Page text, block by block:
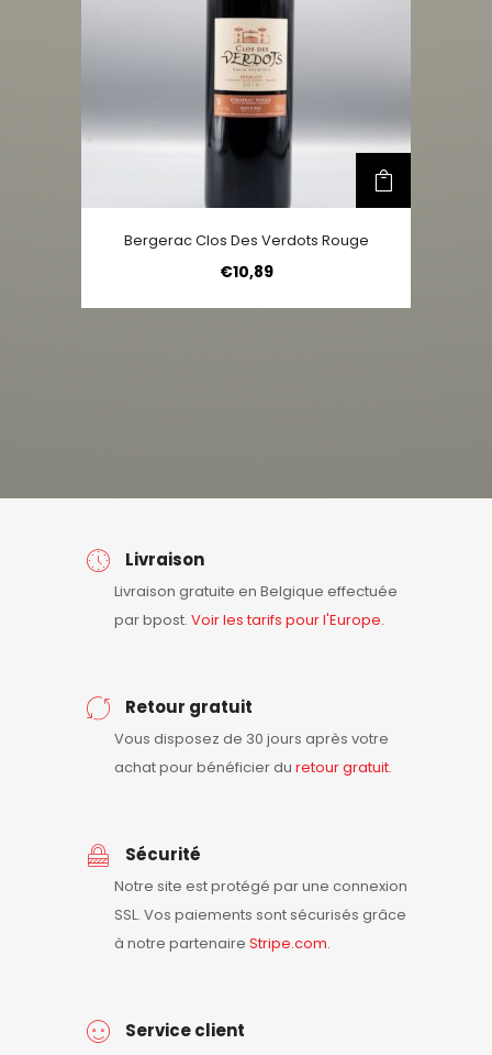
Bergerac Clos Des Verdots Rouge
€10,89
Livraison
Livraison gratuite en Belgique effectuée
par bpost. Voir les tarifs pour l'Europe.
Retour gratuit
Vous disposez de 30 jours après votre
achat pour bénéficier du retourgratuit.
Sécurité
Notre site est protégé par une connexion
SSL. Vos paiements sont sécurisés grâce
à notre partenaire Stripe.com.
Service client